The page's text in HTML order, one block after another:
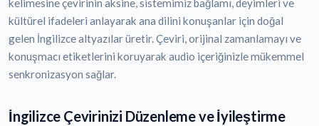
kelimesine çevirinin aksine, sistemimiz bağlamı, deyimleri ve
kültürel ifadeleri anlayarak ana dilini konuşanlar için doğal
gelen İngilizce altyazılar üretir. Çeviri, orijinal zamanlamayı ve
konuşmacı etiketlerini koruyarak audio içeriğinizle mükemmel
senkronizasyon sağlar.
İngilizce Çevirinizi Düzenleme ve İyileştirme